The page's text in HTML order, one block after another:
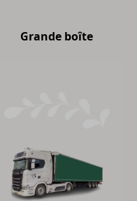
Grande boîte